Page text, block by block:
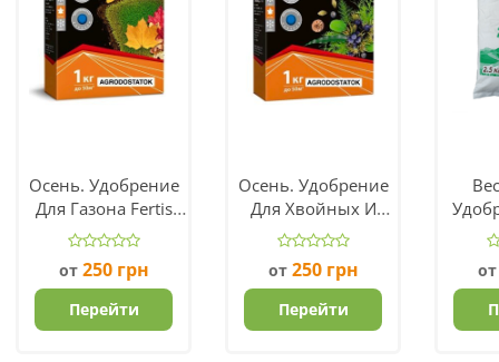
Осень. Удобрение
Для Газона Fertis
NPK 5.15.30
от 250 грн
Перейти
Осень. Удобрение
Для Хвойных И
Декоративных
Растений NPK
5.15.25+ME
от 250 грн
Перейти